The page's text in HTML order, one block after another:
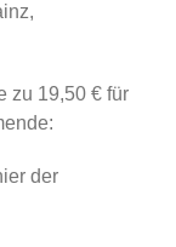
zu 19,50 € für
der